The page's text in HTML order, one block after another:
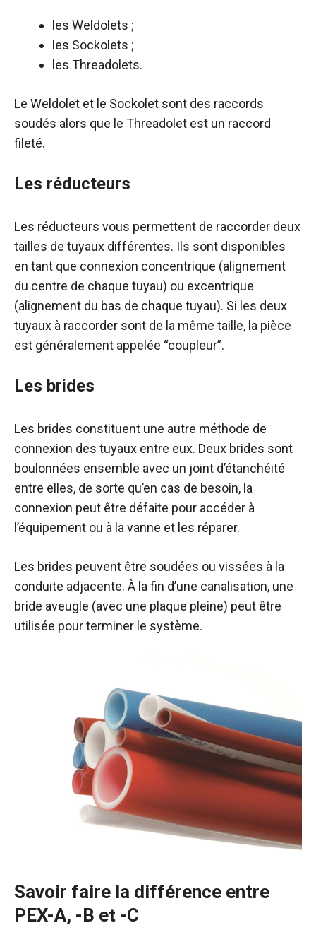
les Weldolets ;
les Sockolets ;
les Threadolets.
Le Weldolet et le Sockolet sont des raccords
soudés alors que le Threadolet est un raccord
fileté.
Les réducteurs
Les réducteurs vous permettent de raccorder deux
tailles de tuyaux différentes. Ils sont disponibles
en tant que connexion concentrique (alignement
du centre de chaque tuyau) ou excentrique
(alignement du bas de chaque tuyau). Si les deux
tuyaux à raccorder sont de la même taille, la pièce
est généralement appelée “coupleur”.
Les brides
Les brides constituent une autre méthode de
connexion des tuyaux entre eux. Deux brides sont
boulonnées ensemble avec un joint d’étanchéité
entre elles, de sorte qu’en cas de besoin, la
connexion peut être défaite pour accéder à
l’équipement ou à la vanne et les réparer.
Les brides peuvent être soudées ou vissées à la
conduite adjacente. À la fin d’une canalisation, une
bride aveugle (avec une plaque pleine) peut être
utilisée pour terminer le système.
Savoir faire la différence entre
PEX-A, -B et -C